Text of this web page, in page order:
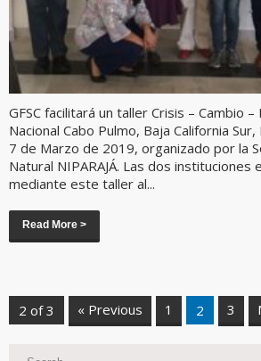
GFSC facilitará un taller Crisis – Cambio
Nacional Cabo Pulmo, Baja California
7 de Marzo de 2019, organizado por la
Natural NIPARAJÁ. Las dos
mediante este taller al...
Read More >
2 of 3 « Previous 1 2 3